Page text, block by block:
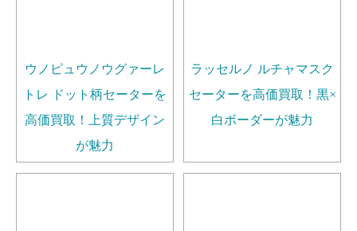
ウノピュウノウグァーレ
トレ ドット柄セーターを
高価買取！上質デザイン
が魅力
ラッセルノ ルチャマスク
セーターを高価買取！黒×
白ボーダーが魅力